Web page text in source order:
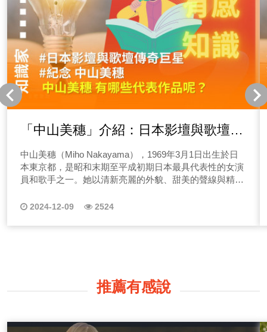
「中山美穗」介紹：日本影壇與歌壇的
傳奇巨星
中山美穗（Miho Nakayama），1969年3月1日出生於日
本東京都，是昭和末期至平成初期日本最具代表性的女演
員和歌手之一。她以清新亮麗的外貌、甜美的聲線與精湛
無數人心中的偶像與時代象徵。
2024-12-09 2524
推薦有感說